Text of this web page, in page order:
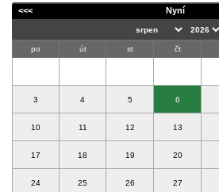
<<< Nyní
po út st čt
3 4 5 6
10 11 12 13
17 18 19 20
24 25 26 27